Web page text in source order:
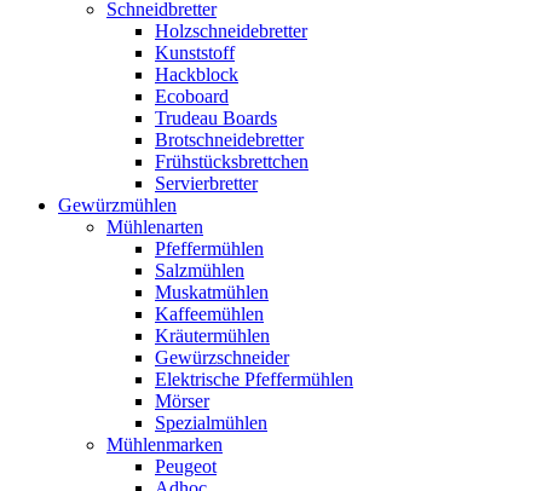
Schneidbretter
Holzschneidebretter
Kunststoff
Hackblock
Ecoboard
Trudeau Boards
Brotschneidebretter
Frühstücksbrettchen
Servierbretter
Gewürzmühlen
Mühlenarten
Pfeffermühlen
Salzmühlen
Muskatmühlen
Kaffeemühlen
Kräutermühlen
Gewürzschneider
Elektrische Pfeffermühlen
Mörser
Spezialmühlen
Mühlenmarken
Peugeot